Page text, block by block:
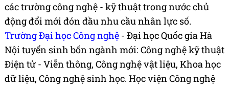
các trường công nghệ - kỹ thuật trong nước chủ
động đổi mới đón đầu nhu cầu nhân lực số.
Trường Đại học Công nghệ - Đại học Quốc gia Hà
Nội tuyển sinh bốn ngành mới: Công nghệ kỹ thuật
Điện tử - Viễn thông, Công nghệ vật liệu, Khoa học
dữ liệu, Công nghệ sinh học. Học viện Công nghệ